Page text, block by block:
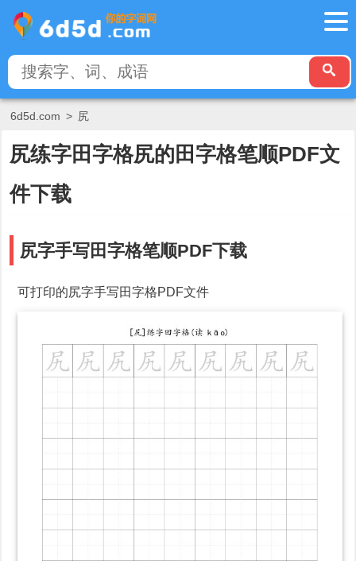
6d5d.com > 尻
尻练字田字格尻的田字格笔顺PDF文
件下载
尻字手写田字格笔顺PDF下载
可打印的尻字手写田字格PDF文件